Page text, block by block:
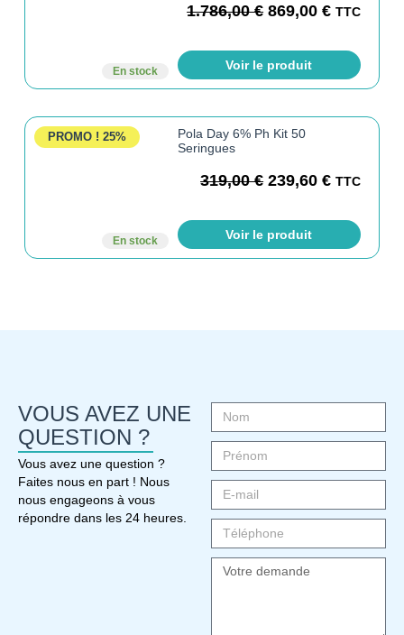
En stock
1.786,00€ 869,00€ TTC
Voir le produit
PROMO ! 25%
En stock
Pola Day 6% Ph Kit 50
Seringues
319,00€ 239,60€ TTC
Voir le produit
VOUS AVEZ UNE
QUESTION ?
Vous avez une question ?
Faites nous en part ! Nous
nous engageons à vous
répondre dans les 24 heures.